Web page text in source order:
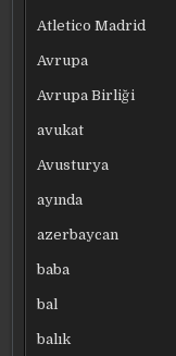
Atletico Madrid
Avrupa
Avrupa Birliği
avukat
Avusturya
ayında
azerbaycan
baba
bal
balık